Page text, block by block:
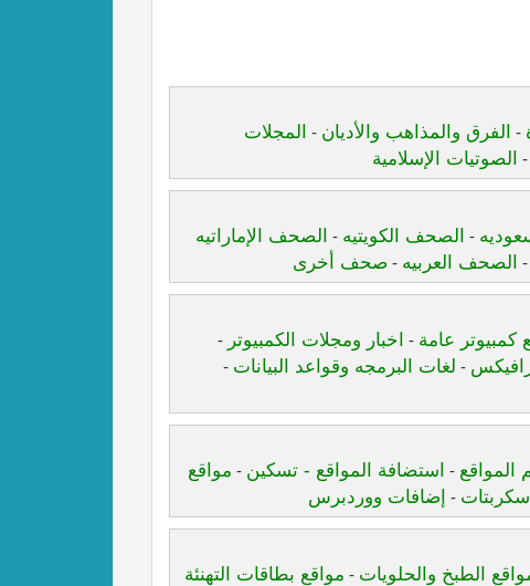
- الفرق والمذاهب والأديان - المجلات
- الصوتيات الإسلامية
- الصحف الكويتيه - الصحف الإماراتيه
- الصحف العربيه - صحف أخرى
كمبيوتر عامة - اخبار ومجلات الكمبيوتر -
- لغات البرمجه وقواعد البيانات -
المواقع - استضافة المواقع - تسكين - مواقع
سكربتات - إضافات ووردبرس
الطبخ والحلويات - مواقع بطاقات التهنئة